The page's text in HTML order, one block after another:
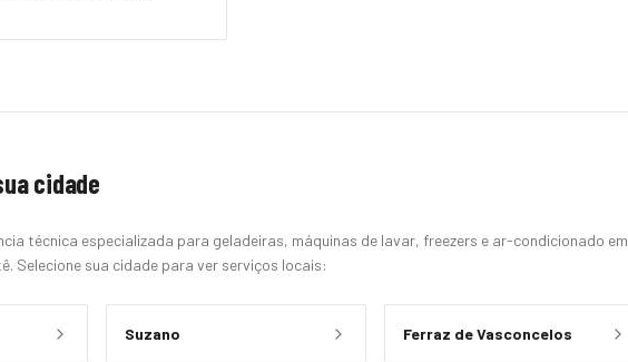
cidade
técnica especializada para geladeiras, máquinas de lavar, freezers e ar-condicionado em
Selecione sua cidade para ver serviços locais:
Suzano Ferraz de Vasconcelos